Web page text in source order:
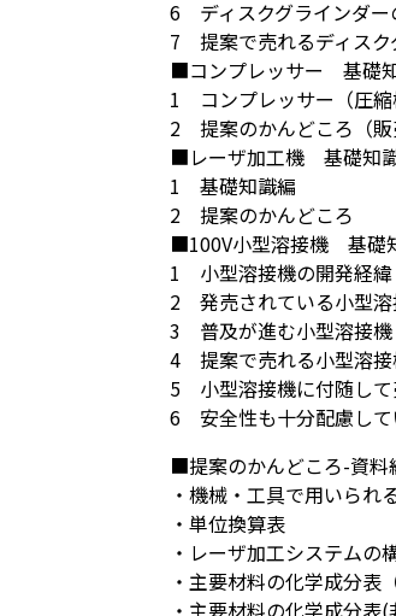
6 ディスクグラインダー
7 提案で売れるディスク
■コンプレッサー 基礎
1 コンプレッサー（圧縮
2 提案のかんどころ（販
■レーザ加工機 基礎知
1 基礎知識編
2 提案のかんどころ
■100V小型溶接機 基礎
1 小型溶接機の開発経緯
2 発売されている小型溶
3 普及が進む小型溶接機
4 提案で売れる小型溶接
5 小型溶接機に付随して
6 安全性も十分配慮して
■提案のかんどころ-資料
・機械・工具で用いられ
・単位換算表
・レーザ加工システムの
・主要材料の化学成分表